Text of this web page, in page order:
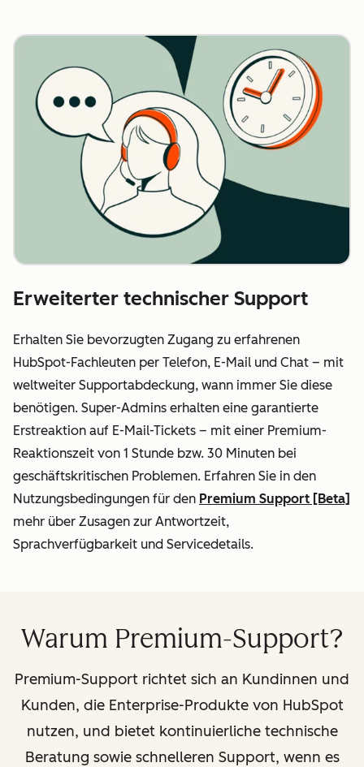
Erweiterter technischer Support
Erhalten Sie bevorzugten Zugang zu erfahrenen
HubSpot-Fachleuten per Telefon, E-Mail und Chat – mit
weltweiter Supportabdeckung, wann immer Sie diese
benötigen. Super-Admins erhalten eine garantierte
Erstreaktion auf E-Mail-Tickets – mit einer Premium-
Reaktionszeit von 1 Stunde bzw. 30 Minuten bei
geschäftskritischen Problemen. Erfahren Sie in den
Nutzungsbedingungen für den Premium Support [Beta]
mehr über Zusagen zur Antwortzeit,
Sprachverfügbarkeit und Servicedetails.
Warum Premium-Support?
Premium-Support richtet sich an Kundinnen und
Kunden, die Enterprise-Produkte von HubSpot
nutzen, und bietet kontinuierliche technische
Beratung sowie schnelleren Support, wenn es